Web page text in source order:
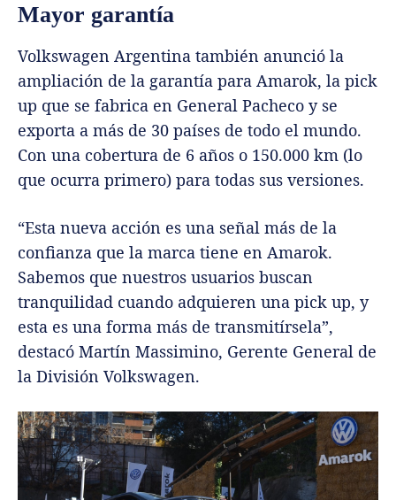
Mayor garantía
Volkswagen Argentina también anunció la
ampliación de la garantía para Amarok, la pick
up que se fabrica en General Pacheco y se
exporta a más de 30 países de todo el mundo.
Con una cobertura de 6 años o 150.000 km (lo
que ocurra primero) para todas sus versiones.
“Esta nueva acción es una señal más de la
confianza que la marca tiene en Amarok.
Sabemos que nuestros usuarios buscan
tranquilidad cuando adquieren una pick up, y
esta es una forma más de transmitírsela”,
destacó Martín Massimino, Gerente General de
la División Volkswagen.